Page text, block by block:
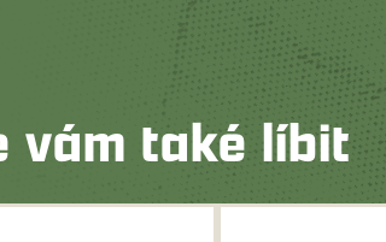
vám také líbit